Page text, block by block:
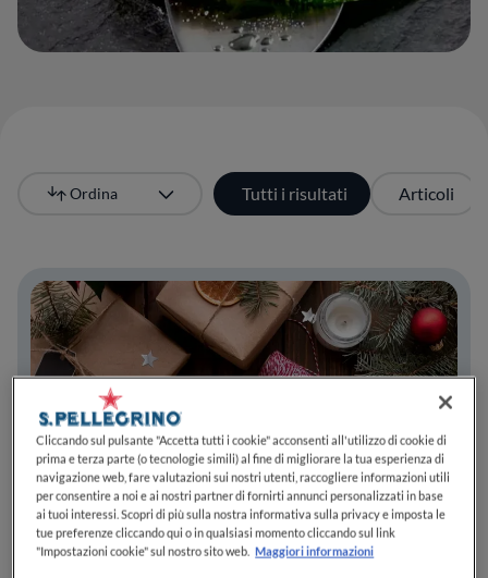
Tutti i risultati Articoli
Ordina
Più recente
Cliccando sul pulsante "Accetta tutti i cookie" acconsenti all'utilizzo di cookie di
prima e terza parte (o tecnologie simili) al fine di migliorare la tua esperienza di
navigazione web, fare valutazioni sui nostri utenti, raccogliere informazioni utili
per consentire a noi e ai nostri partner di fornirti annunci personalizzati in base
ai tuoi interessi. Scopri di più sulla nostra informativa sulla privacy e imposta le
tue preferenze cliccando qui o in qualsiasi momento cliccando sul link
"Impostazioni cookie" sul nostro sito web. Maggiori informazioni